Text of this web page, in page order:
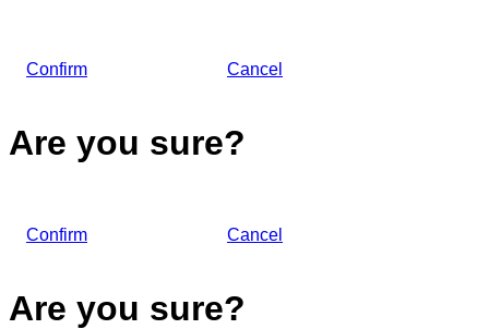
Confirm Cancel
Are you sure?
Confirm Cancel
Are you sure?